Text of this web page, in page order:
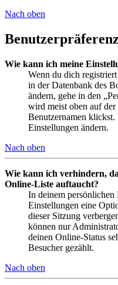
Nach oben
Wie kann ich meine
Wenn du dich
in der Datenbank des
ändern, gehe in den
wird meist oben auf
Benutzernamen
Einstellungen ändern.
Nach oben
Wie kann ich verhindern,
Online-Liste auftaucht?
In deinem
Einstellungen eine
dieser Sitzung
können nur
deinen Online-Status
Besucher gezählt.
Nach oben